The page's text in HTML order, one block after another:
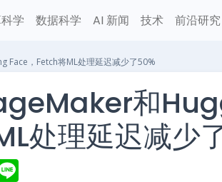
学 数据科学 AI 新闻 技术 前沿研究
Face，Fetch将ML处理延迟减少了50%
和
处理延迟减少